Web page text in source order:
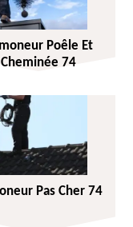
Poêle Et
Cheminée 74
Pas Cher 74